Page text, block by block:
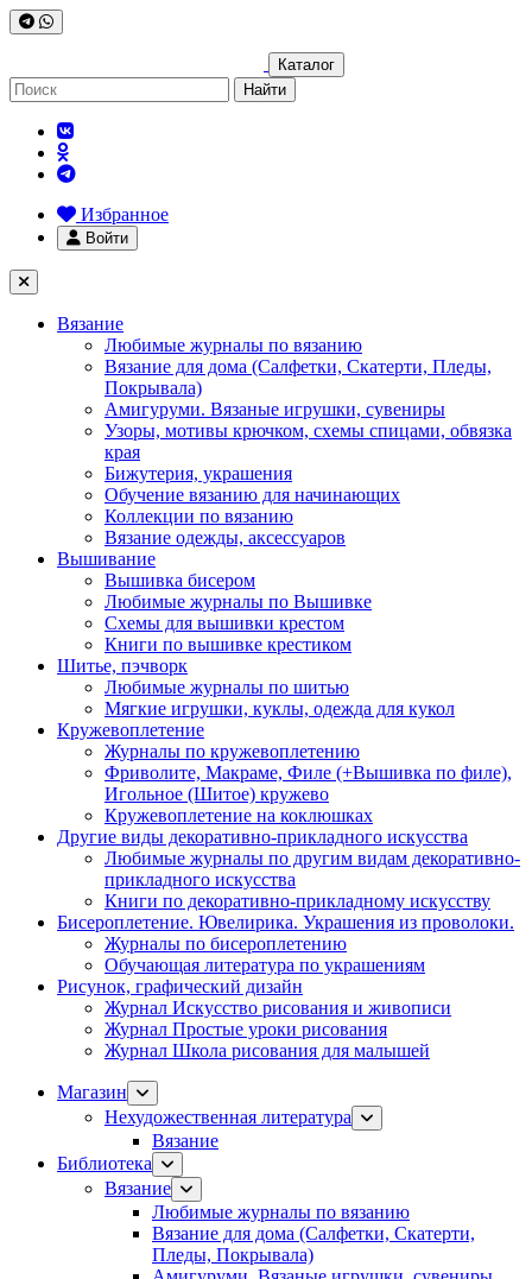
Каталог
Найти
Избранное
Войти
Вязание
Любимые журналы по вязанию
Вязание для дома (Салфетки, Скатерти, Пледы,
Покрывала)
Амигуруми. Вязаные игрушки, сувениры
Узоры, мотивы крючком, схемы спицами, обвязка
края
Бижутерия, украшения
Обучение вязанию для начинающих
Коллекции по вязанию
Вязание одежды, аксессуаров
Вышивание
Вышивка бисером
Любимые журналы по Вышивке
Схемы для вышивки крестом
Книги по вышивке крестиком
Шитье, пэчворк
Любимые журналы по шитью
Мягкие игрушки, куклы, одежда для кукол
Кружевоплетение
Журналы по кружевоплетению
Фриволите, Макраме, Филе (+Вышивка по филе),
Игольное (Шитое) кружево
Кружевоплетение на коклюшках
Другие виды декоративно-прикладного искусства
Любимые журналы по другим видам декоративно-
прикладного искусства
Книги по декоративно-прикладному искусству
Бисероплетение. Ювелирика. Украшения из проволоки.
Журналы по бисероплетению
Обучающая литература по украшениям
Рисунок, графический дизайн
Журнал Искусство рисования и живописи
Журнал Простые уроки рисования
Журнал Школа рисования для малышей
Магазин
Нехудожественная литература
Вязание
Библиотека
Вязание
Любимые журналы по вязанию
Вязание для дома (Салфетки, Скатерти,
Пледы, Покрывала)